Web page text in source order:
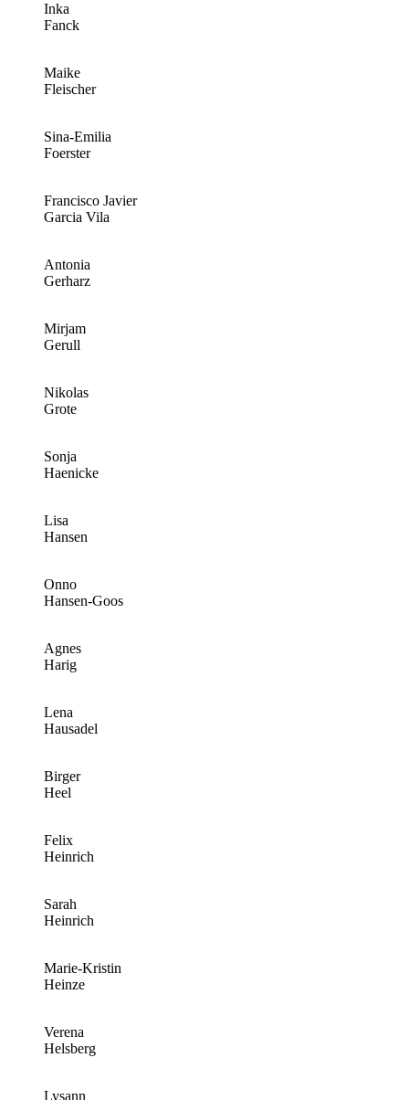
Inka
Fanck
Maike
Fleischer
Sina-Emilia
Foerster
Francisco Javier
Garcia Vila
Antonia
Gerharz
Mirjam
Gerull
Nikolas
Grote
Sonja
Haenicke
Lisa
Hansen
Onno
Hansen-Goos
Agnes
Harig
Lena
Hausadel
Birger
Heel
Felix
Heinrich
Sarah
Heinrich
Marie-Kristin
Heinze
Verena
Helsberg
Lysann